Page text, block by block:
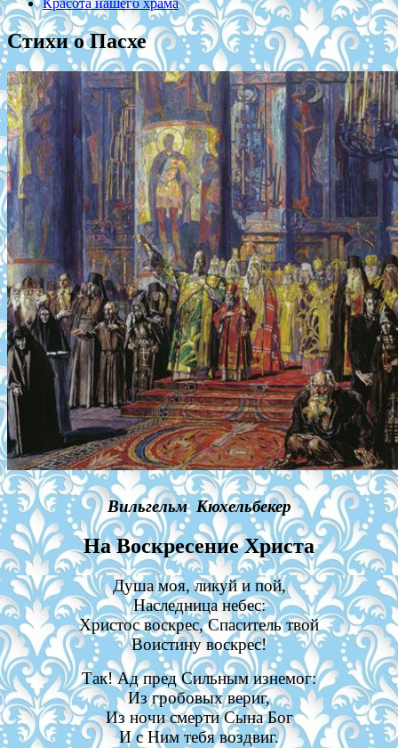
Стихи о Пасхе
Вильгельм Кюхельбекер
На Воскресение Христа
Душа моя, ликуй и пой,
Наследница небес:
Христос воскрес, Спаситель твой
Воистину воскрес!
Так! Ад пред Сильным изнемог:
Из гробовых вериг,
Из ночи смерти Сына Бог
И с Ним тебя воздвиг.